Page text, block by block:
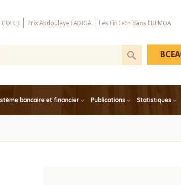
COFEB Prix Abdoulaye FADIGA Les FinTech dans l'UEMOA
bancaire et financier Publications Statistiques